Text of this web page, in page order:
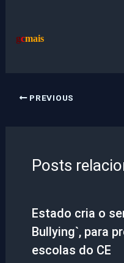
gcmais
PREVIOUS
Posts
Estado cria o
Bullying`, para
escolas do CE